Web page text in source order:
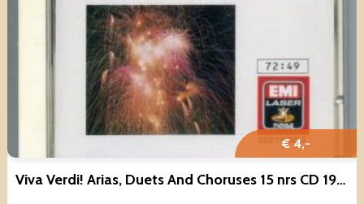
€ 4,-
Viva Verdi! Arias, Duets And Choruses 15 nrs CD 1988 ZGAN